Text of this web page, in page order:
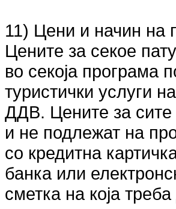
11) Цени и начин на
Цените за секое
во секоја програма
туристички услуги
ДДВ. Цените за сите
и не подлежат на
со кредитна
банка или
сметка на која